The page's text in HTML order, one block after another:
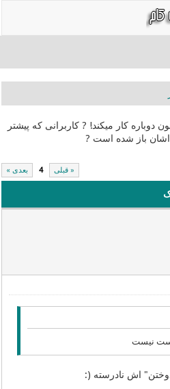
کار میکند! ? کاربرانی که پیشتر
باز شده است ?
« قبلی 4 بعدی »
نیست
اش نادرسته (: